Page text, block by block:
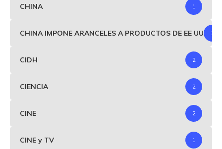
CHINA 1
CHINA IMPONE ARANCELES A PRODUCTOS DE EE UU 1
CIDH 2
CIENCIA 2
CINE 2
CINE y TV 1